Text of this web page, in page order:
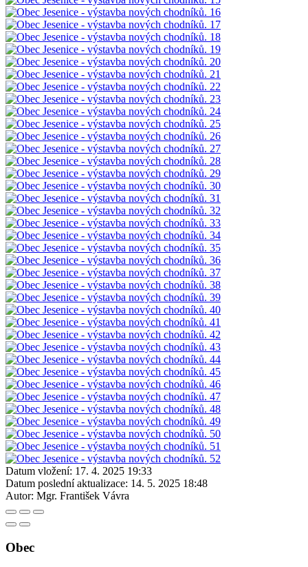
Datum vložení: 17. 4. 2025 19:33
Datum poslední aktualizace: 14. 5. 2025 18:48
Autor: Mgr. František Vávra
Obec